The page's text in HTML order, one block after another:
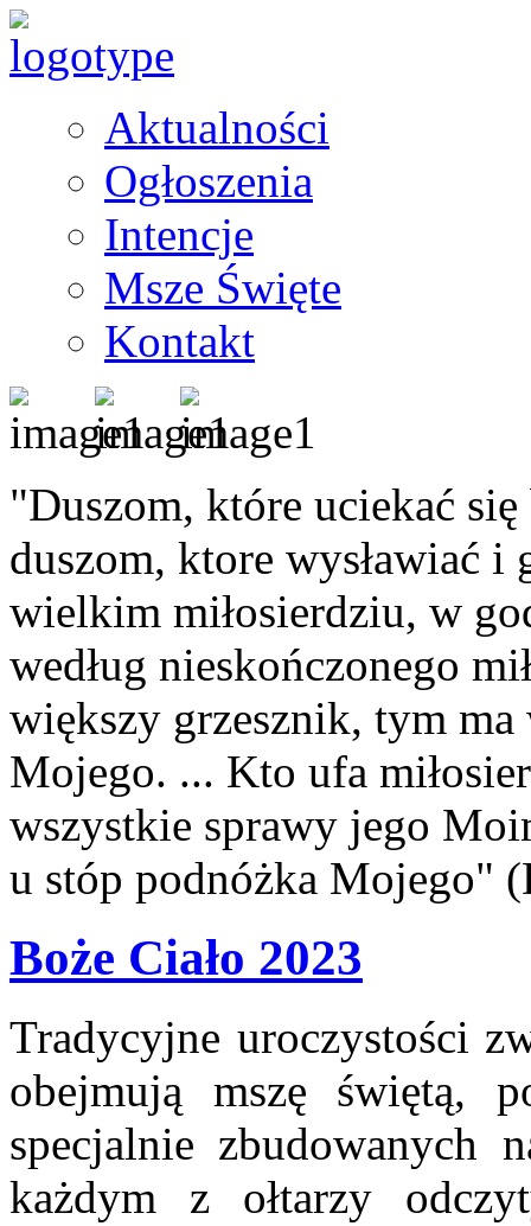
Aktualności
Ogłoszenia
Intencje
Msze Święte
Kontakt
"Duszom, które uciekać
duszom, ktore wysławiać
wielkim miłosierdziu, w
według nieskończonego
większy grzesznik, tym ma
Mojego. ... Kto ufa
wszystkie sprawy jego
u stóp podnóżka Mojego"
Boże Ciało 2023
Tradycyjne uroczystości
obejmują mszę świętą,
specjalnie zbudowanych
każdym z ołtarzy